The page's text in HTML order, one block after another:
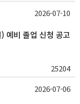
비 졸업 신청 공고
25204
2026-07-10
2026-07-06